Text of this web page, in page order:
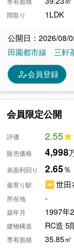
間取り 1LDK
公開日：2026/08/
田園都市線
三軒
person_edit会員登録
会員限定公開
評価 2.55
販売価格 4,998
表面利回り 2.65％
最寄り駅 世田
所在地 -
築年月 1997年
建物構造 RC造 5
専有面積 35.85㎡